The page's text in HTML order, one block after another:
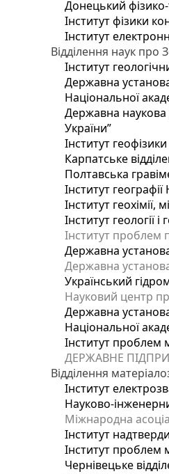
Донецький фізико-
Інститут фізики
Інститут
Відділення наук про
Інститут
Державна
Національної
Державна наукова
України”
Інститут
Карпатське
Полтавська
Інститут
Інститут
Інститут геології
Інститут проблем
Державна
Державна
Український
Науковий центр
Державна
Національної
Інститут
ДЕРЖАВНЕ
Відділення
Інститут
Науково-
Міжнародна
Інститут
Інститут проблем
Чернівецьке